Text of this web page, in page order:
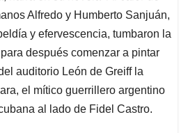
Alfredo y Humberto Sanjuán,
y efervescencia, tumbaron la
después comenzar a pintar
auditorio León de Greiff la
el mítico guerrillero argentino
al lado de Fidel Castro.